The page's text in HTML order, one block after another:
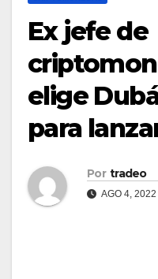
Ex jefe de
elige
para
Por tradeo
AGO 4, 2022